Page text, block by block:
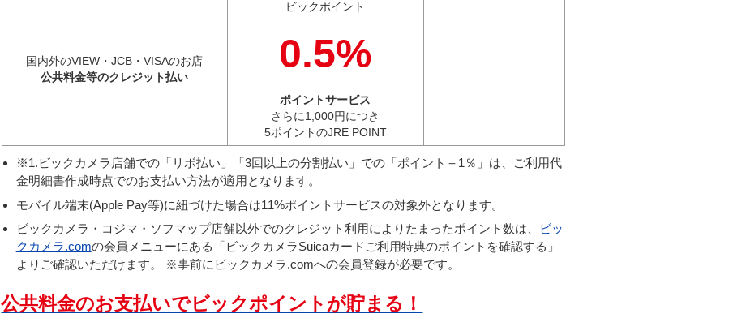
国内外のVIEW・JCB・VISAのお店
公共料金等のクレジット払い
ビックポイント
0.5%
ポイントサービス
さらに1,000円につき
5ポイントのJRE POINT
※1.ビックカメラ店舗での「リボ払い」「3回以上の分割払い」での「ポイント＋1％」は、ご利用代
金明細書作成時点でのお支払い方法が適用となります。
モバイル端末(Apple Pay等)に紐づけた場合は11%ポイントサービスの対象外となります。
ビックカメラ・コジマ・ソフマップ店舗以外でのクレジット利用によりたまったポイント数は、
ビッ
クカメラ.comの会員メニューにある「ビックカメラSuicaカードご利用特典のポイントを確認する」
よりご確認いただけます。 ※事前にビックカメラ.comへの会員登録が必要です。
公共料金のお支払いでビックポイントが貯まる！